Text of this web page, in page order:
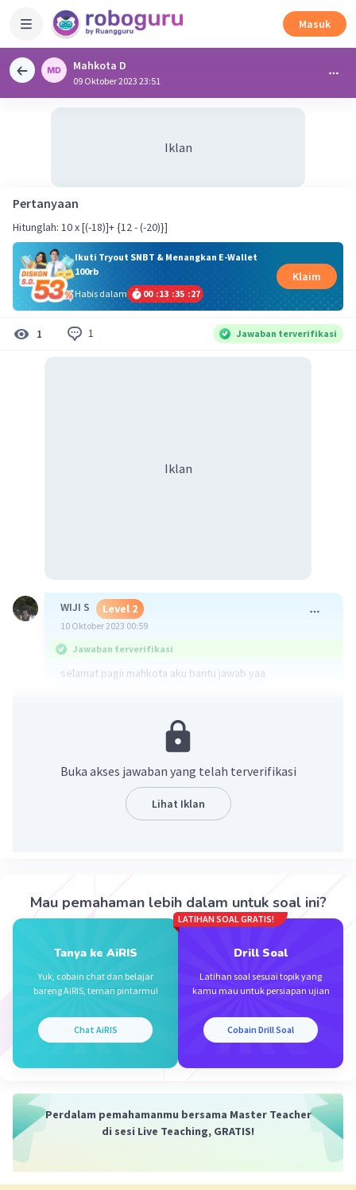
Masuk
Mahkota D
09 Oktober 2023 23:51
Iklan
Pertanyaan
Hitunglah: 10 x [(-18)]+ {12 - (-20)}]
Ikuti Tryout SNBT & Menangkan E-Wallet
100rb
Habis dalam
00 :13 :35 :27
Klaim
1 1 Jawaban terverifikasi
Iklan
WIJI S Level 2
10 Oktober 2023 00:59
Jawaban terverifikasi
selamat pagii mahkota aku bantu jawab yaa
·0.0
Iklan
Buka akses jawaban yang telah terverifikasi
Lihat Iklan
Mau pemahaman lebih dalam untuk soal ini?
Tanya ke AiRIS
Yuk, cobain chat dan belajar
bareng AiRIS, teman pintarmu!
Chat AiRIS
LATIHAN SOAL GRATIS!
Drill Soal
Latihan soal sesuai topik yang
kamu mau untuk persiapan ujian
Cobain Drill Soal
Perdalam pemahamanmu bersama Master Teacher
di sesi Live Teaching, GRATIS!